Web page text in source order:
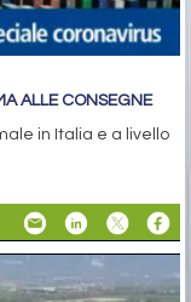
ALLE CONSEGNE
in Italia e a livello